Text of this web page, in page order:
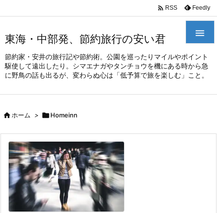
東海・中部発、節約旅行の安い君
節約家・安井の旅行記や節約術。公園を巡ったりマイルやポイント
駆使して遠出したり。シマエナガやタンチョウを機にある時から急
に野鳥の話も出るが、変わらぬ心は「低予算で旅を楽しむ」こと。

 RSS Feedly
ホーム > Homeinn